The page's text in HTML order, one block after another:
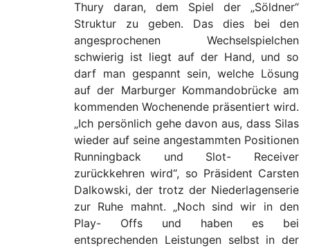
Thury daran, dem Spiel der „Söldner“
Struktur zu geben. Das dies bei den
angesprochenen Wechselspielchen
schwierig ist liegt auf der Hand, und so
darf man gespannt sein, welche Lösung
auf der Marburger Kommandobrücke am
kommenden Wochenende präsentiert wird.
„Ich persönlich gehe davon aus, dass Silas
wieder auf seine angestammten Positionen
Runningback und Slot- Receiver
zurückkehren wird“, so Präsident Carsten
Dalkowski, der trotz der Niederlagenserie
zur Ruhe mahnt. „Noch sind wir in den
Play- Offs und haben es bei
entsprechenden Leistungen selbst in der